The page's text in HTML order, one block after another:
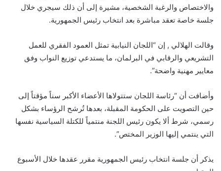
والاختصاص والرغبة الشخصية، مشيرة إلى أن ذلك سيجري خلال
جلسة خاصة تعقد مباشرة بعد انتخاب رئيس الجمهورية.
وقالت الهلالي , إن “اللجان النيابية تمثل العمود الفقري للعمل
التشريعي والرقابي في البرلمان، ما يستدعي توزيع النواب وفق
معايير مهنية واضحة”.
وأضافت أن “رئاسة اللجان ستتولاها الأعضاء الأكبر سناً مؤقتاً إلى
حين التصويت على الحكومة المقبلة، بعدها تُرشح الرؤساء بشكل
رسمي، شرط ألا يكون رئيس اللجنة منتمياً للكتلة السياسية نفسها
التي ينتمي إليها الوزير المختص”.
يذكر أن جلسة انتخاب رئيس الجمهورية مقرر عقدها خلال الأسبوع